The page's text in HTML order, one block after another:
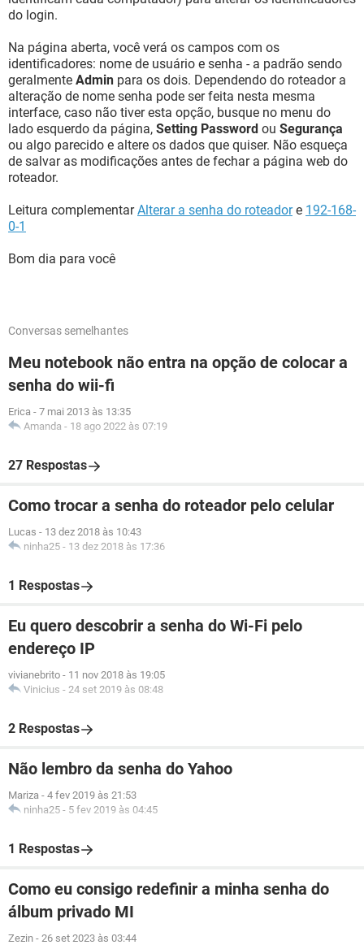
do login.
Na página aberta, você verá os campos com os
identificadores: nome de usuário e senha - a padrão sendo
geralmente Admin para os dois. Dependendo do roteador a
alteração de nome senha pode ser feita nesta mesma
interface, caso não tiver esta opção, busque no menu do
lado esquerdo da página, Setting Password ou Segurança
ou algo parecido e altere os dados que quiser. Não esqueça
de salvar as modificações antes de fechar a página web do
roteador.
Leitura complementarAlterar a senha do roteadore 192-168-
0-1
Bom dia para você
Conversas semelhantes
Meu notebook não entra na opção de colocar a
senha do wii-fi
Erica - 7 mai 2013 às 13:35
Amanda - 18 ago 2022 às 07:19
27 Respostas
Como trocar a senha do roteador pelo celular
Lucas - 13 dez 2018 às 10:43
ninha25 - 13 dez 2018 às 17:36
1 Respostas
Eu quero descobrir a senha do Wi-Fi pelo
endereço IP
vivianebrito - 11 nov 2018 às 19:05
Vinicius - 24 set 2019 às 08:48
2 Respostas
Não lembro da senha do Yahoo
Mariza - 4 fev 2019 às 21:53
ninha25 - 5 fev 2019 às 04:45
1 Respostas
Como eu consigo redefinir a minha senha do
álbum privado MI
Zezin - 26 set 2023 às 03:44